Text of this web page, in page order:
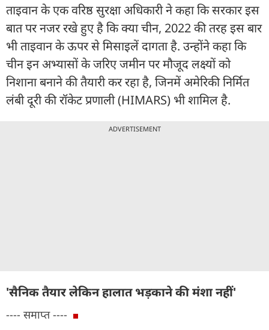
ताइवान के एक वरिष्ठ सुरक्षा अधिकारी ने कहा कि सरकार इस
बात पर नजर रखे हुए है कि क्या चीन, 2022 की तरह इस बार
भी ताइवान के ऊपर से मिसाइलें दागता है. उन्होंने कहा कि
चीन इन अभ्यासों के जरिए जमीन पर मौजूद लक्ष्यों को
निशाना बनाने की तैयारी कर रहा है, जिनमें अमेरिकी निर्मित
लंबी दूरी की रॉकेट प्रणाली (HIMARS) भी शामिल है.
ADVERTISEMENT
'सैनिक तैयार लेकिन हालात भड़काने की मंशा नहीं'
---- समाप्त ----